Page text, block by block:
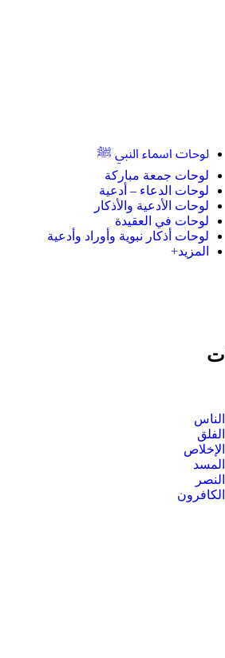
لوحات اسماء النبي ﷺ
لوحات جمعة مباركة
لوحات الدعاء – أدعية
لوحات الأدعية والأذكار
لوحات في العقيدة
لوحات أذكار نبوية وأوراد وأدعية
المزيد+